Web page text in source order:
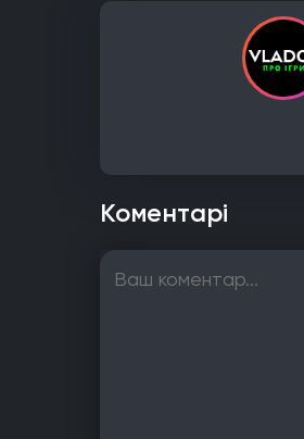
Коментарі